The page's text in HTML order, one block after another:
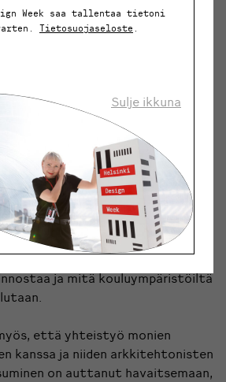
ja design-ajattelussa.
Suomessa arkkitehtuuri
taidekasvatukseen ja että
tanssi, kuvataide ja
opetussuunnitelman. Sen
kertoo sekin, että maailmalla
Suomen
on todella kiehtovaa toimia
lasten ja nuorten parissa.
ymmärtämään, mikä lapsia
ja mitä kouluympäristöiltä
että yhteistyö monien
kanssa ja niiden arkkitehtonisten
on auttanut havaitsemaan,
Week saa tallentaa tietoni
Tietosuojaseloste .
Sulje ikkuna